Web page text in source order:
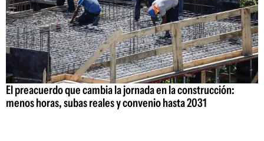
El preacuerdo que cambia la jornada en la construcción:
menos horas, subas reales y convenio hasta 2031